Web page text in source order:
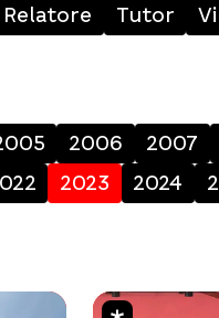
Relatore Tutor
2006 2007
2023 2024